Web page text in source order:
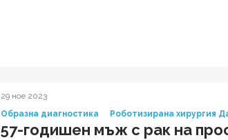
29 ное 2023
Образна диагностика
Роботизирана хирургия
57-годишен мъж с рак на